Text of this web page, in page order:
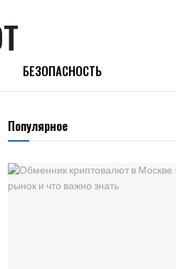
БЕЗОПАСНОСТЬ
Популярное